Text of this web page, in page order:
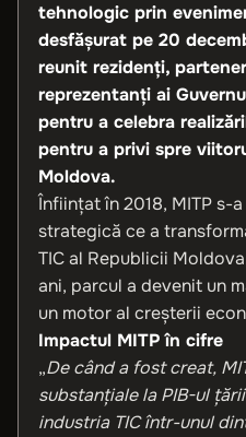
tehnologic prin
desfășurat pe 20
reunit rezidenți,
reprezentanți ai
pentru a celebra
pentru a privi spre
Moldova.
Înființat în 2018, MITP s-
strategică ce a
TIC al Republicii
ani, parcul a devenit un
un motor al creșterii
Impactul MITP în cifre
„De când a fost creat,
substanțiale la PIB-ul
industria TIC într-unul